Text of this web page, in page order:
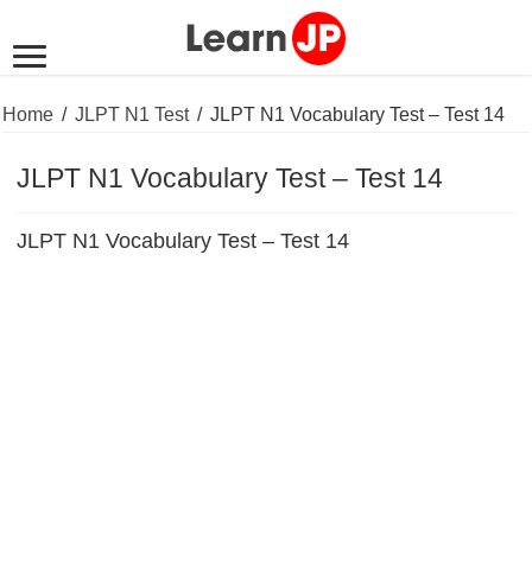
Home / JLPT N1 Test / JLPT N1 Vocabulary Test – Test 14
JLPT N1 Vocabulary Test – Test 14
JLPT N1 Vocabulary Test – Test 14